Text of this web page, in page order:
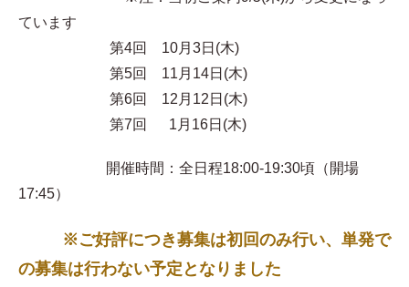
ています
第4回 10月3日(木)
第5回 11月14日(木)
第6回 12月12日(木)
第7回 1月16日(木)
開催時間：全日程18:00-19:30頃（開場
17:45）
※ご好評につき募集は初回のみ行い、単発で
の募集は行わない予定となりました